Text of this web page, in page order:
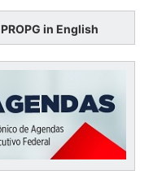
PROPG in English